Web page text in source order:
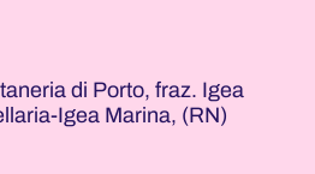
di Porto, fraz. Igea
Igea Marina, (RN)